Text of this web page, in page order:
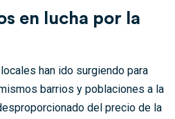
en lucha por la
han ido surgiendo para
barrios y poblaciones a la
del precio de la